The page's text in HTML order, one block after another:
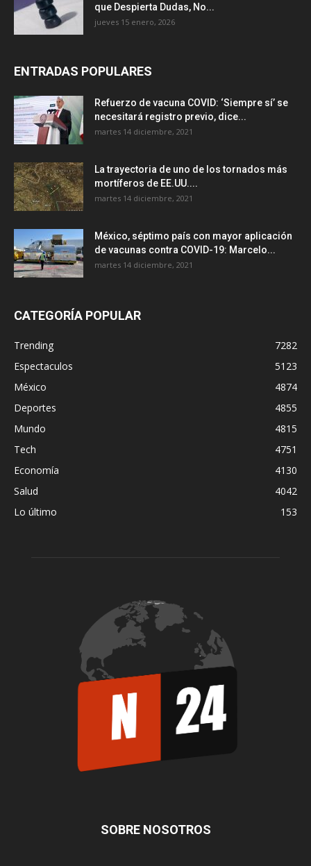
que Despierta Dudas, No...
jueves 15 enero, 2026
ENTRADAS POPULARES
Refuerzo de vacuna COVID: ‘Siempre sí’ se
necesitará registro previo, dice...
martes 14 diciembre, 2021
La trayectoria de uno de los tornados más
mortíferos de EE.UU....
martes 14 diciembre, 2021
México, séptimo país con mayor aplicación
de vacunas contra COVID-19: Marcelo...
martes 14 diciembre, 2021
CATEGORÍA POPULAR
Trending
7282
Espectaculos
5123
México
4874
Deportes
4855
Mundo
4815
Tech
4751
Economía
4130
Salud
4042
Lo último
153
SOBRE NOSOTROS